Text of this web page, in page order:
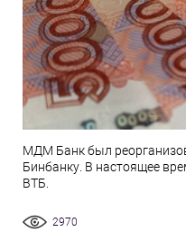
МДМ Банк был
Бинбанку. В настоящее
ВТБ.
2970